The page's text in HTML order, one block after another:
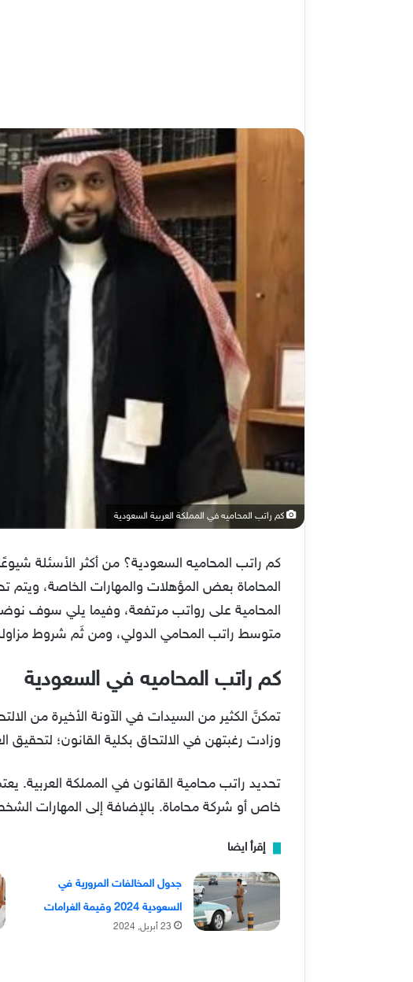
كم راتب المحاميه في المملكة العربية السعودية
كم راتب المحاميه السعودية؟ من أكثر الأسئلة
المحاماة بعض المؤهلات والمهارات الخاصة،
المحامية على رواتب مرتفعة، وفيما يلي سوف
متوسط راتب المحامي الدولي، ومن ثَم شروط مزاولة
كم راتب المحاميه في السعودية
تمكنَّ الكثير من السيدات في الآونة الأخيرة من
وزادت رغبتهن في الالتحاق بكلية القانون؛ لتحقيق
تحديد راتب محامية القانون في المملكة العربية.
خاص أو شركة محاماة. بالإضافة إلى المهارات
إقرأ ايضا
جدول المخالفات المرورية في
السعودية 2024 وقيمة الغرامات
23 أبريل, 2024